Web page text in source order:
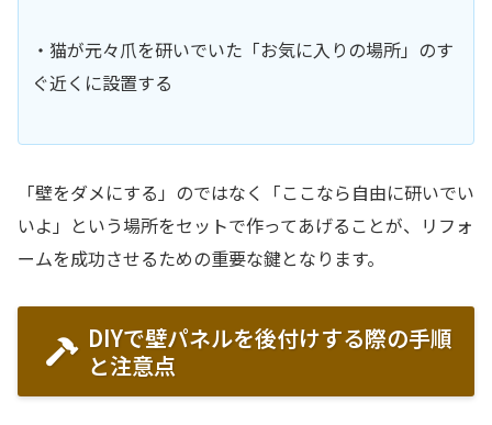
・猫が元々爪を研いでいた「お気に入りの場所」のす
ぐ近くに設置する
「壁をダメにする」のではなく「ここなら自由に研いでい
いよ」という場所をセットで作ってあげることが、リフォ
ームを成功させるための重要な鍵となります。
DIYで壁パネルを後付けする際の手順
と注意点